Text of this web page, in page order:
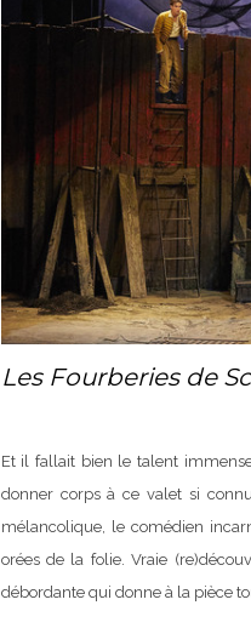
Les Fourberies de
Et il fallait bien le talent
donner corps à ce valet si
mélancolique, le comédien
orées de la folie. Vraie
débordante qui donne à la pièce